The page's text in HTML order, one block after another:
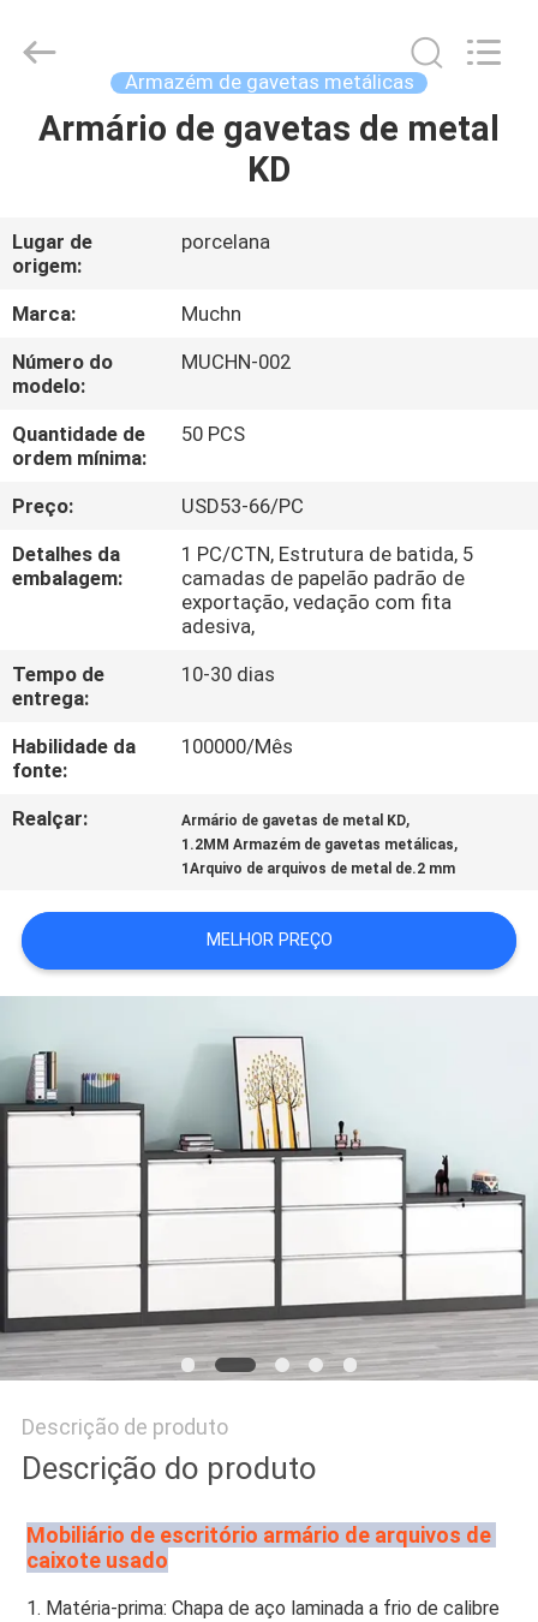
CASA
SOBRE
NÓS
EXCURSÃO
DA
CONTROLE
DA
CONTACTE-
NOS
NOTÍCIA
PEÇA
UMAS
CITAÇÕES
MAPA
DO
PRIVACY
POLICY
Armazém de gavetas metálicas
Armário de gavetas de metal
KD
Lugar de
origem:
porcelana
Marca:
Muchn
Número do
modelo:
MUCHN-002
Quantidade de
ordem mínima:
50 PCS
Preço:
USD53-66/PC
Detalhes da
embalagem:
1 PC/CTN, Estrutura de batida, 5
camadas de papelão padrão de
exportação, vedação com fita
adesiva,
Tempo de
entrega:
10-30 dias
Habilidade da
fonte:
100000/Mês
Realçar: Armário de gavetas de metal KD,
1.2MM Armazém de gavetas metálicas,
1Arquivo de arquivos de metal de.2 mm
MELHOR PREÇO
Descrição de produto
Descrição do produto
Mobiliário de escritório armário de arquivos de
caixote usado
1. Matéria-prima: Chapa de aço laminada a frio de calibre